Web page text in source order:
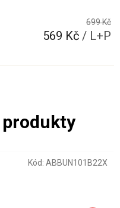
Kód: ABBUN101B22X
699 Kč
569 Kč / L+P